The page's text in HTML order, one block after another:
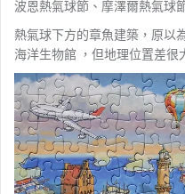
波恩熱氣球節、摩澤爾熱氣球
熱氣球下方的章魚建築，原以
海洋生物館 ，但地理位置差很